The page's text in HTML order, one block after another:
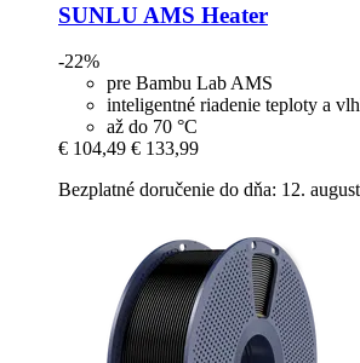
SUNLU AMS Heater
-22%
pre Bambu Lab AMS
inteligentné riadenie teploty a
až do 70 °C
€ 104,49 € 133,99
Bezplatné doručenie do dňa: 12.